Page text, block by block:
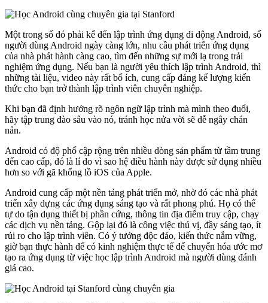
Một trong số đó phải kể đến lập trình ứng dụng di dộng Android, số
người dùng Android ngày càng lớn, nhu cầu phát triển ứng dụng
của nhà phát hành càng cao, tìm đến những sự mới lạ trong trải
nghiệm ứng dụng. Nếu bạn là người yêu thích lập trình Android, thì
những tài liệu, video này rất bổ ích, cung cấp đáng kể lượng kiến
thức cho bạn trở thành lập trình viên chuyên nghiệp.
Khi bạn đã định hướng rõ ngôn ngữ lập trình mà mình theo đuổi,
hãy tập trung đào sâu vào nó, tránh học nửa vời sẽ dễ ngây chán
nản.
Android có độ phổ cập rộng trên nhiều dòng sản phẩm từ tầm trung
đến cao cấp, đó là lí do vì sao hệ điều hành này được sử dụng nhiều
hơn so với gã khổng lồ iOS của Apple.
Android cung cấp một nền tảng phát triển mở, nhờ đó các nhà phát
triển xây dựng các ứng dụng sáng tạo và rất phong phú. Họ có thể
tự do tận dụng thiết bị phần cứng, thông tin địa điểm truy cập, chạy
các dịch vụ nền tảng. Gộp lại đó là công việc thú vị, đầy sáng tạo, ít
rủi ro cho lập trình viên. Có ý tưởng độc đáo, kiến thức nắm vững,
giờ bạn thực hành để có kinh nghiệm thực tế để chuyển hóa ước mơ
tạo ra ứng dụng từ việc học lập trình Android mà người dùng đánh
giá cao.